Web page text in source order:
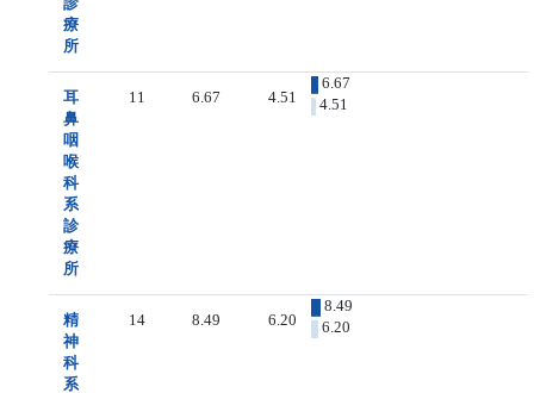
療
所
耳
鼻
咽
喉
科
系
診
療
所
11 6.67 4.51
6.67
4.51
精
神
科
系
14 8.49 6.20
8.49
6.20